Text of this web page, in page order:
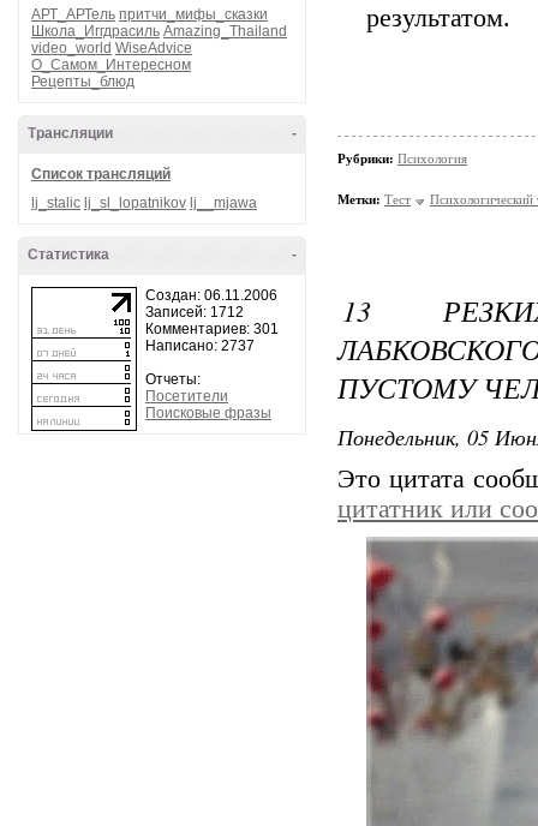
АРТ_АРТель притчи_мифы_сказки
Школа_Иггдрасиль Amazing_Thailand
video_world WiseAdvice
О_Самом_Интересном
Рецепты_блюд
-
Трансляции
Список трансляций
lj_stalic lj_sl_lopatnikov lj__mjawa
-
Статистика
Создан: 06.11.2006
Записей: 1712
Комментариев: 301
Написано: 2737
Отчеты:
Посетители
Поисковые фразы
результатом.
Рубрики: Психология
Метки: Тест Психологический
13
ПУСТОМУ
Понедельник, 05
Это цитата
цитатник или